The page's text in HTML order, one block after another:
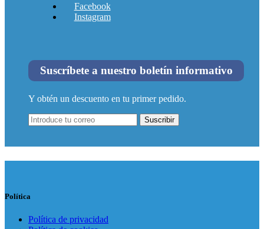
Facebook
Instagram
Suscríbete a nuestro boletín informativo
Y obtén un descuento en tu primer pedido.
Suscribir
Política
Política de privacidad